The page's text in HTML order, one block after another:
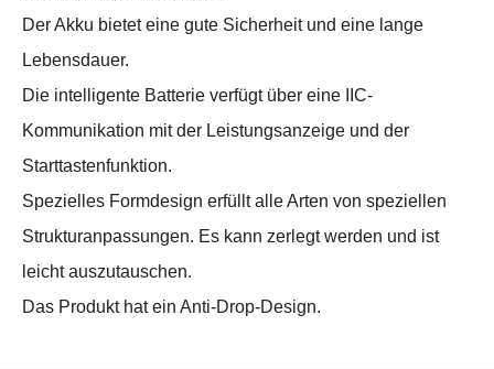
Der Akku bietet eine gute Sicherheit und eine lange
Lebensdauer.
Die intelligente Batterie verfügt über eine IIC-
Kommunikation mit der Leistungsanzeige und der
Starttastenfunktion.
Spezielles Formdesign erfüllt alle Arten von speziellen
Strukturanpassungen. Es kann zerlegt werden und ist
leicht auszutauschen.
Das Produkt hat ein Anti-Drop-Design.